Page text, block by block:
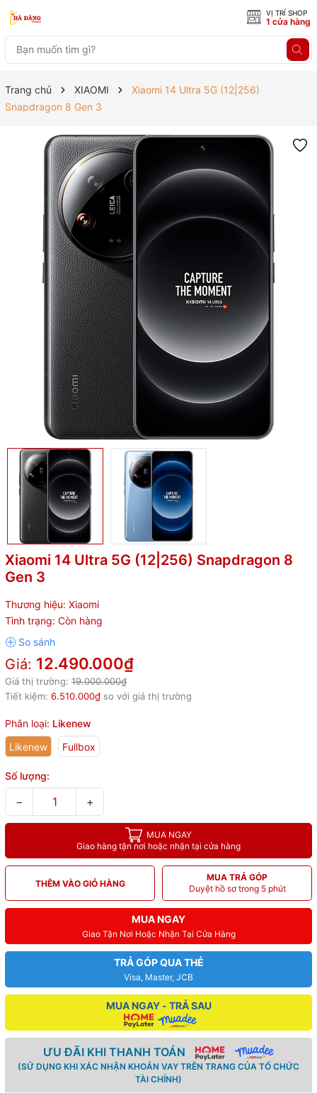
VỊ TRÍ SHOP
1 cửa hàng
Trang chủ XIAOMI
Xiaomi 14 Ultra 5G (12|256)
Snapdragon 8 Gen 3
Xiaomi 14 Ultra 5G (12|256) Snapdragon 8
Gen 3
Thương hiệu: Xiaomi
Tình trạng: Còn hàng
Giá: 12.490.000₫
Giá thị trường: 19.000.000₫
Tiết kiệm: 6.510.000₫ so với giá thị trường
Phân loại: Likenew
Likenew
Fullbox
Số lượng:
− +
MUA NGAY
Giao hàng tận nơi hoặc nhận tại cửa hàng
THÊM VÀO GIỎ HÀNG
MUA TRẢ GÓP
Duyệt hồ sơ trong 5 phút
MUA NGAY
Giao Tận Nơi Hoặc Nhận Tại Cửa Hàng
TRẢ GÓP QUA THẺ
Visa, Master, JCB
MUA NGAY - TRẢ SAU
ƯU ĐÃI KHI THANH TOÁN
(SỬ DỤNG KHI XÁC NHẬN KHOẢN VAY TRÊN TRANG CỦA TỔ CHỨC
TÀI CHÍNH)